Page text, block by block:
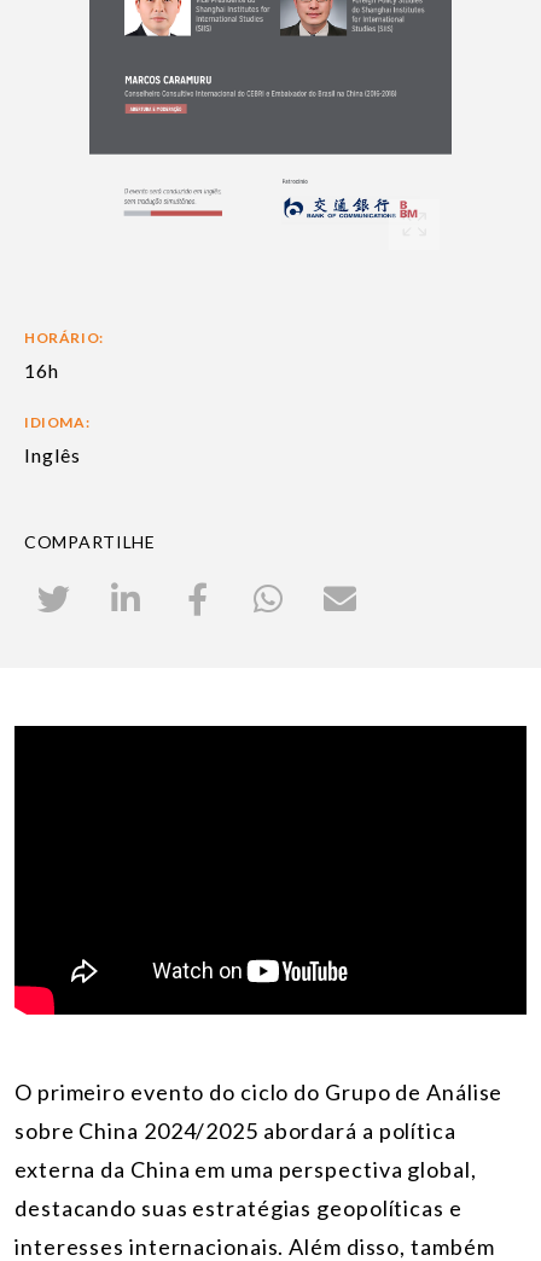
HORÁRIO:
16h
IDIOMA:
Inglês
COMPARTILHE
O primeiro evento do ciclo do Grupo de Análise
sobre China 2024/2025 abordará a política
externa da China em uma perspectiva global,
destacando suas estratégias geopolíticas e
interesses internacionais. Além disso, também